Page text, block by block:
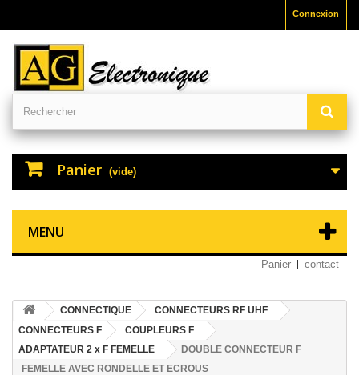
Connexion
Panier (vide)
MENU
Panier contact
CONNECTIQUE
CONNECTEURS RF UHF
CONNECTEURS F
COUPLEURS F
ADAPTATEUR 2 x F FEMELLE
DOUBLE CONNECTEUR F
FEMELLE AVEC RONDELLE ET ECROUS